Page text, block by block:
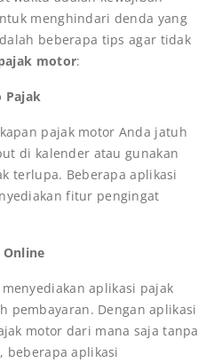
menghindari denda yang
beberapa tips agar tidak
motor:
Pajak
pajak motor Anda jatuh
di kalender atau gunakan
terlupa. Beberapa aplikasi
fitur pengingat
aplikasi pajak
pembayaran. Dengan aplikasi
motor dari mana saja tanpa
beberapa aplikasi